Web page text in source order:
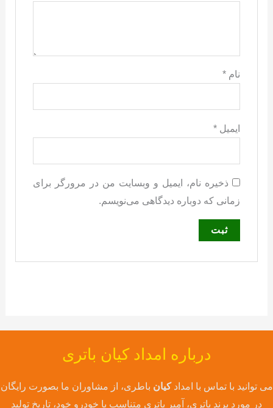
نام*
ایمیل*
ذخیره نام، ایمیل و وبسایت من در مرورگر برای
زمانی که دوباره دیدگاهی می‌نویسم.
درباره امداد کیان باتری
می توانید با تماس با امدادکیان باطری، از مشاوران ما بصورت رایگان
در مورد برند باتری، آمپر باتری متناسب با خودرو خود، تاریخ تولید